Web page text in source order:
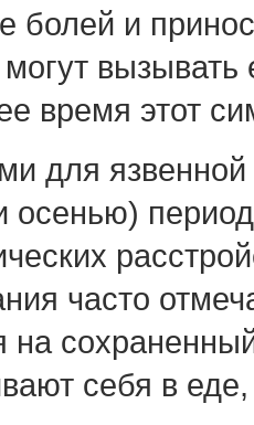
болей и
вызывать
время этот
для
осенью)
часто
на
себя в